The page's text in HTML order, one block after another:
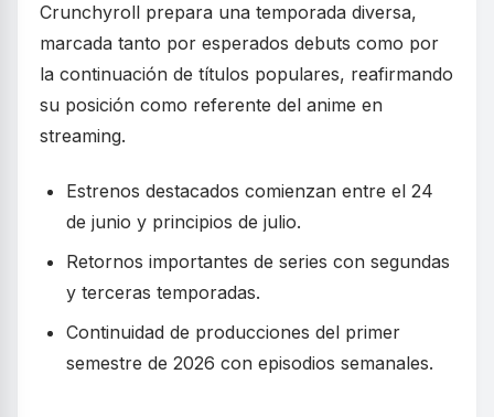
Crunchyroll prepara una temporada diversa,
marcada tanto por esperados debuts como por
la continuación de títulos populares, reafirmando
su posición como referente del anime en
streaming.
Estrenos destacados comienzan entre el 24
de junio y principios de julio.
Retornos importantes de series con segundas
y terceras temporadas.
Continuidad de producciones del primer
semestre de 2026 con episodios semanales.